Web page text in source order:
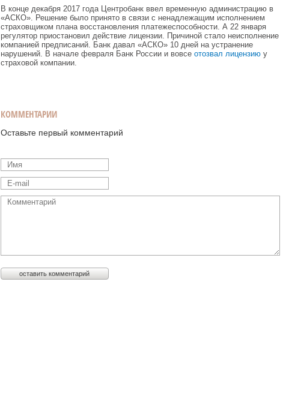
В конце декабря 2017 года Центробанк ввел временную администрацию в
«АСКО». Решение было принято в связи с ненадлежащим исполнением
страховщиком плана восстановления платежеспособности. А 22 января
регулятор приостановил действие лицензии. Причиной стало неисполнение
компанией предписаний. Банк давал «АСКО» 10 дней на устранение
нарушений. В начале февраля Банк России и вовсе отозвал лицензиюу
страховой компании.
КОММЕНТАРИИ
Оставьте первый комментарий